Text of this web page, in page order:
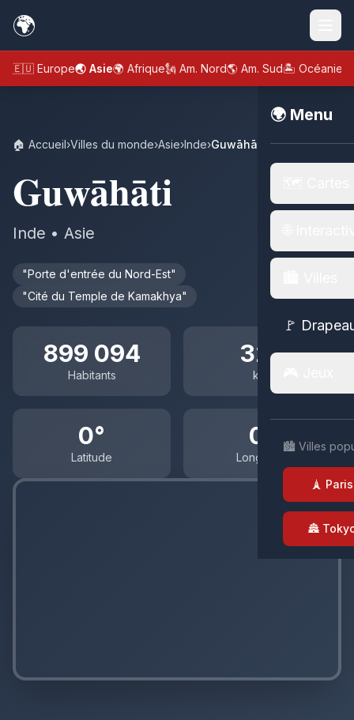
🌍
🇪🇺 Europe🌏 Asie🌍 Afrique🗽 Am. Nord🌎 Am. Sud🏝️ Océanie
🌍 Menu
🚩
🏙️ Villes
🗼 Paris
🏯
🏠 Accueil›Villes du monde›Asie›Inde›Guwāhāti
Guwāhāti
Inde • Asie
"Porte d'entrée du Nord-Est"
"Cité du Temple de Kamakhya"
899 094
Habitants
328
km²
0°
Latitude
0°
Longitude